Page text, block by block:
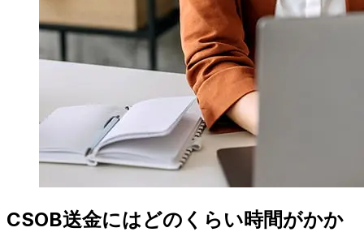
CSOB送金にはどのくらい時間がかか